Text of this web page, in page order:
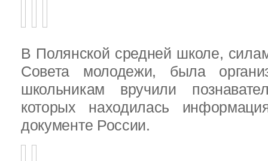
В Полянской средней школе,
Совета молодежи, была
школьникам вручили
которых находилась
документе России.